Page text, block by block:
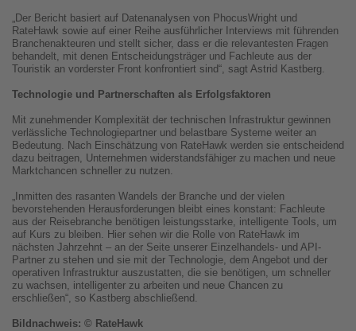
„Der Bericht basiert auf Datenanalysen von PhocusWright und
RateHawk sowie auf einer Reihe ausführlicher Interviews mit führenden
Branchenakteuren und stellt sicher, dass er die relevantesten Fragen
behandelt, mit denen Entscheidungsträger und Fachleute aus der
Touristik an vorderster Front konfrontiert sind“, sagt Astrid Kastberg.
Technologie und Partnerschaften als Erfolgsfaktoren
Mit zunehmender Komplexität der technischen Infrastruktur gewinnen
verlässliche Technologiepartner und belastbare Systeme weiter an
Bedeutung. Nach Einschätzung von RateHawk werden sie entscheidend
dazu beitragen, Unternehmen widerstandsfähiger zu machen und neue
Marktchancen schneller zu nutzen.
„Inmitten des rasanten Wandels der Branche und der vielen
bevorstehenden Herausforderungen bleibt eines konstant: Fachleute
aus der Reisebranche benötigen leistungsstarke, intelligente Tools, um
auf Kurs zu bleiben. Hier sehen wir die Rolle von RateHawk im
nächsten Jahrzehnt – an der Seite unserer Einzelhandels- und API-
Partner zu stehen und sie mit der Technologie, dem Angebot und der
operativen Infrastruktur auszustatten, die sie benötigen, um schneller
zu wachsen, intelligenter zu arbeiten und neue Chancen zu
erschließen“, so Kastberg abschließend.
Bildnachweis: © RateHawk